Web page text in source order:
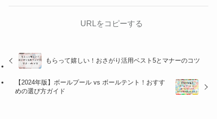
URLをコピーする
もらって嬉しい！おさがり活用ベスト5とマナーのコツ
【2024年版】ボールプール vs ボールテント！おすす
めの選び方ガイド